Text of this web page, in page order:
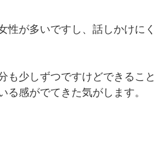
性が多いですし、話しかけにく
も少しずつですけどできること
感がでてきた気がします。